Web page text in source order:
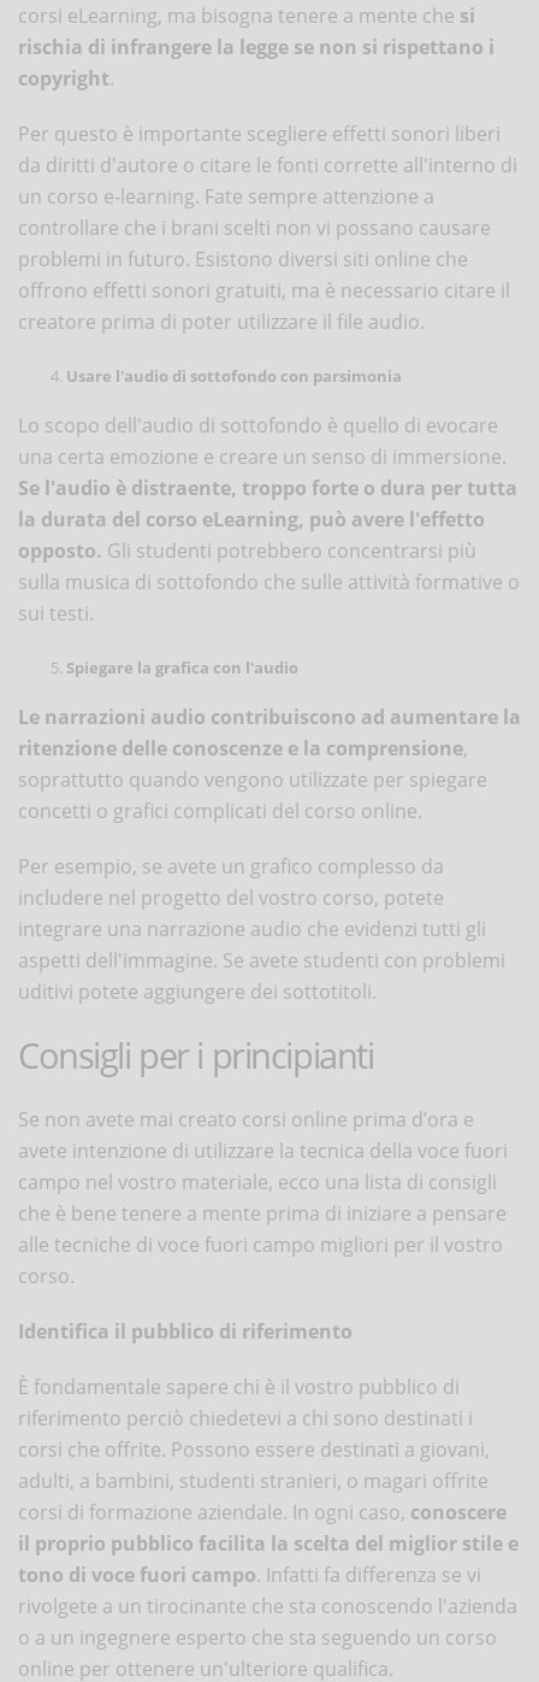
corsi eLearning, ma bisogna tenere a mente che si
rischia di infrangere la legge se non si rispettano i
copyright.
Per questo è importante scegliere effetti sonori liberi
da diritti d'autore o citare le fonti corrette all'interno di
un corso e-learning. Fate sempre attenzione a
controllare che i brani scelti non vi possano causare
problemi in futuro. Esistono diversi siti online che
offrono effetti sonori gratuiti, ma è necessario citare il
creatore prima di poter utilizzare il file audio.
Usare l'audio di sottofondo con parsimonia
Lo scopo dell'audio di sottofondo è quello di evocare
una certa emozione e creare un senso di immersione.
Se l'audio è distraente, troppo forte o dura per tutta
la durata del corso eLearning, può avere l'effetto
opposto. Gli studenti potrebbero concentrarsi più
sulla musica di sottofondo che sulle attività formative o
sui testi.
Spiegare la grafica con l'audio
Le narrazioni audio contribuiscono ad aumentare la
ritenzione delle conoscenze e la comprensione,
soprattutto quando vengono utilizzate per spiegare
concetti o grafici complicati del corso online.
Per esempio, se avete un grafico complesso da
includere nel progetto del vostro corso, potete
integrare una narrazione audio che evidenzi tutti gli
aspetti dell'immagine. Se avete studenti con problemi
uditivi potete aggiungere dei sottotitoli.
Consigli per i principianti
Se non avete mai creato corsi online prima d’ora e
avete intenzione di utilizzare la tecnica della voce fuori
campo nel vostro materiale, ecco una lista di consigli
che è bene tenere a mente prima di iniziare a pensare
alle tecniche di voce fuori campo migliori per il vostro
corso.
Identifica il pubblico di riferimento
È fondamentale sapere chi è il vostro pubblico di
riferimento perciò chiedetevi a chi sono destinati i
corsi che offrite. Possono essere destinati a giovani,
adulti, a bambini, studenti stranieri, o magari offrite
corsi di formazione aziendale. In ogni caso, conoscere
il proprio pubblico facilita la scelta del miglior stile e
tono di voce fuori campo. Infatti fa differenza se vi
rivolgete a un tirocinante che sta conoscendo l'azienda
o a un ingegnere esperto che sta seguendo un corso
online per ottenere un'ulteriore qualifica.